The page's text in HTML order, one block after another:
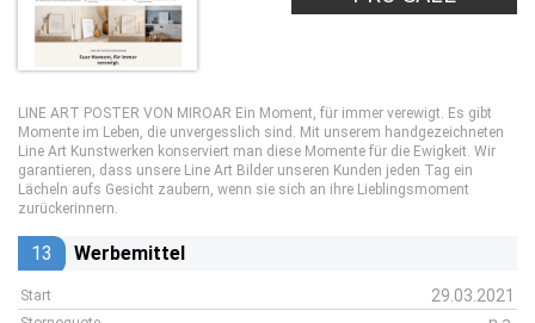
LINE ART POSTER VON MIROAR Ein Moment, für immer verewigt. Es gibt
Momente im Leben, die unvergesslich sind. Mit unserem handgezeichneten
Line Art Kunstwerken konserviert man diese Momente für die Ewigkeit. Wir
garantieren, dass unsere Line Art Bilder unseren Kunden jeden Tag ein
Lächeln aufs Gesicht zaubern, wenn sie sich an ihre Lieblingsmoment
zurückerinnern.
13 Werbemittel
Start 29.03.2021